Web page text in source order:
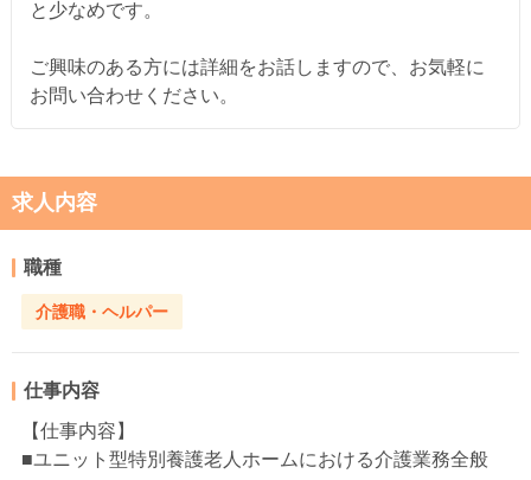
と少なめです。
ご興味のある方には詳細をお話しますので、お気軽に
お問い合わせください。
求人内容
職種
介護職・ヘルパー
仕事内容
【仕事内容】
■ユニット型特別養護老人ホームにおける介護業務全般